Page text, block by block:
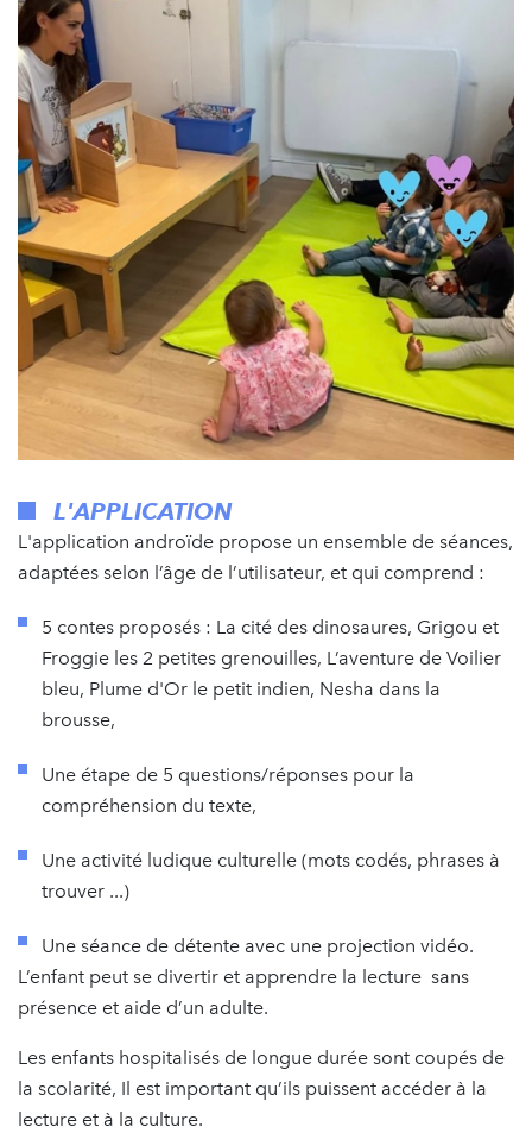
L'APPLICATION
L'application androïde propose un ensemble de séances,
adaptées selon l’âge de l’utilisateur, et qui comprend :
5 contes proposés : La cité des dinosaures, Grigou et
Froggie les 2 petites grenouilles, L’aventure de Voilier
bleu, Plume d'Or le petit indien, Nesha dans la
brousse,
Une étape de 5 questions/réponses pour la
compréhension du texte,
Une activité ludique culturelle (mots codés, phrases à
trouver ...)
Une séance de détente avec une projection vidéo.
L’enfant peut se divertir et apprendre la lecture sans
présence et aide d’un adulte.
Les enfants hospitalisés de longue durée sont coupés de
la scolarité, Il est important qu’ils puissent accéder à la
lecture et à la culture.